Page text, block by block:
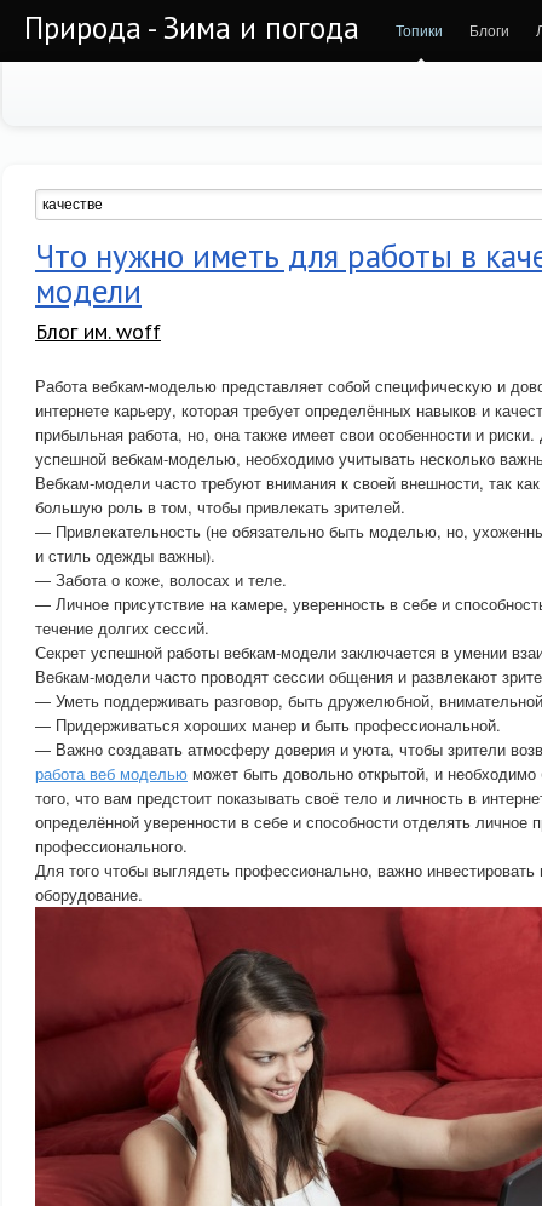
Природа - Зима и погода Топики Блоги
Что нужно иметь для работы в
модели
Блог им. woff
Работа вебкам-моделью представляет собой специфическую и
интернете карьеру, которая требует определённых навыков и
прибыльная работа, но, она также имеет свои особенности и риски.
успешной вебкам-моделью, необходимо учитывать несколько
Вебкам-модели часто требуют внимания к своей внешности, так
большую роль в том, чтобы привлекать зрителей.
— Привлекательность (не обязательно быть моделью, но,
и стиль одежды важны).
— Забота о коже, волосах и теле.
— Личное присутствие на камере, уверенность в себе и
течение долгих сессий.
Секрет успешной работы вебкам-модели заключается в умении
Вебкам-модели часто проводят сессии общения и развлекают
— Уметь поддерживать разговор, быть дружелюбной,
— Придерживаться хороших манер и быть профессиональной.
— Важно создавать атмосферу доверия и уюта, чтобы зрители
работа веб моделью может быть довольно открытой, и
того, что вам предстоит показывать своё тело и личность в
определённой уверенности в себе и способности отделять личное
профессионального.
Для того чтобы выглядеть профессионально, важно инвестировать
оборудование.